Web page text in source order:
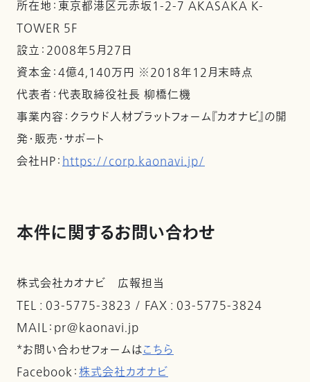
所在地：東京都港区元赤坂1-2-7 AKASAKA K-
TOWER 5F
設立：2008年5月27日
資本金：4億4,140万円 ※2018年12月末時点
代表者：代表取締役社長 柳橋仁機
事業内容：クラウド人材プラットフォーム『カオナビ』の開
発・販売・サポート
会社HP：https://corp.kaonavi.jp/
本件に関するお問い合わせ
株式会社カオナビ 広報担当
TEL : 03-5775-3823 / FAX : 03-5775-3824
MAIL：pr@kaonavi.jp
*お問い合わせフォームはこちら
Facebook：株式会社カオナビ